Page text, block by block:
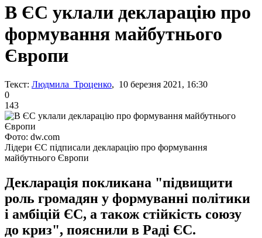
В ЄС уклали декларацію про
формування майбутнього
Європи
Текст: Людмила Троценко, 10 березня 2021, 16:30
0
143
Фото: dw.com
Лідери ЄС підписали декларацію про формування
майбутнього Європи
Декларація покликана "підвищити
роль громадян у формуванні політики
і амбіцій ЄС, а також стійкість союзу
до криз", пояснили в Раді ЄС.